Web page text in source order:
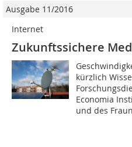
Ausgabe 11/2016
Internet
Zukunftssichere
kürzlich
Economia
und des